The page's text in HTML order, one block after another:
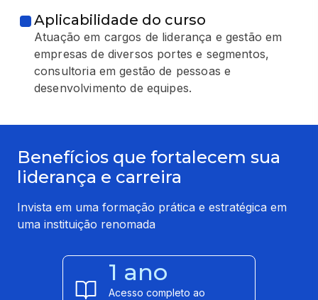
Aplicabilidade do curso
Atuação em cargos de liderança e gestão em
empresas de diversos portes e segmentos,
consultoria em gestão de pessoas e
desenvolvimento de equipes.
Benefícios que fortalecem sua
liderança e carreira
Invista em uma formação prática e estratégica em
uma instituição renomada
1 ano
Acesso completo ao